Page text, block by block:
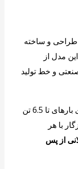
طراحی و ساخته
مدل از
و خط تولید
چرخ بالابر LRS در سه سایز موجود برای بارهای تا 6.5 تن
سازگار با هر
از پس